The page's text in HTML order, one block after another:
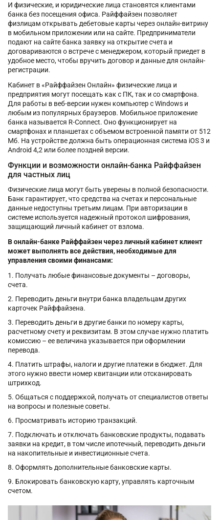
И физические, и юридические лица становятся клиентами
банка без посещения офиса. Райффайзен позволяет
физлицам открывать дебетовые карты через онлайн-витрину
в мобильном приложении или на сайте. Предприниматели
подают на сайте банка заявку на открытие счета и
договариваются о встрече с менеджером, который приедет в
удобное место, чтобы вручить договор и данные для онлайн-
регистрации.
Кабинет в «Райффайзен Онлайн» физические лица и
предприятия могут посещать как с ПК, так и со смартфона.
Для работы в веб-версии нужен компьютер с Windows и
любым из популярных браузеров. Мобильное приложение
банка называется R-Connect. Оно функционирует на
смартфонах и планшетах с объемом встроенной памяти от 512
Мб. На устройстве должна быть операционная система iOS 3 и
Android 4,2 или более поздней версии.
Функции и возможности онлайн-банка Райффайзен
для частных лиц
Физические лица могут быть уверены в полной безопасности.
Банк гарантирует, что средства на счетах и персональные
данные недоступны третьим лицам. При авторизации в
системе используется надежный протокол шифрования,
защищающий личный кабинет от взлома.
В онлайн-банке Райффайзен через личный кабинет клиент
может выполнять все действия, необходимые для
управления своими финансами:
Получать любые финансовые документы – договоры,
счета.
Переводить деньги внутри банка владельцам других
карточек Райффайзена.
Переводить деньги в другие банки по номеру карты,
расчетному счету и реквизитам. В этом случае нужно платить
комиссию – ее величина указывается при оформлении
перевода.
Платить штрафы, налоги и другие платежи в бюджет. Для
этого нужно ввести номер квитанции или отсканировать
штрихкод.
Общаться с поддержкой, получать от специалистов ответы
на вопросы и полезные советы.
Просматривать историю транзакций.
Подключать и отключать банковские продукты, подавать
заявки на кредит, в том числе ипотечный, переводить деньги
на накопительные и инвестиционные счета.
Оформлять дополнительные банковские карты.
Блокировать банковскую карту, управлять карточным
счетом.